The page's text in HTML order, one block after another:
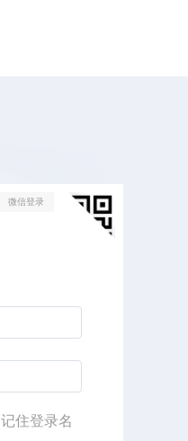
微信登录
记住登录名